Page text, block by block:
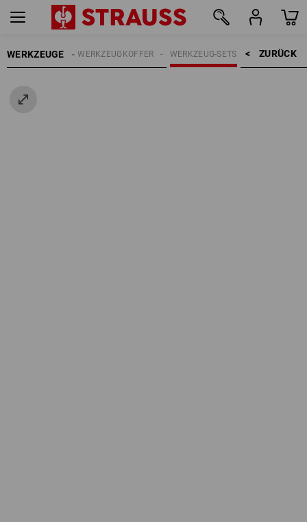
WERKZEUGE ZURÜCK    >
WERKZEUG-SETS
WERKZEUGKOFFER